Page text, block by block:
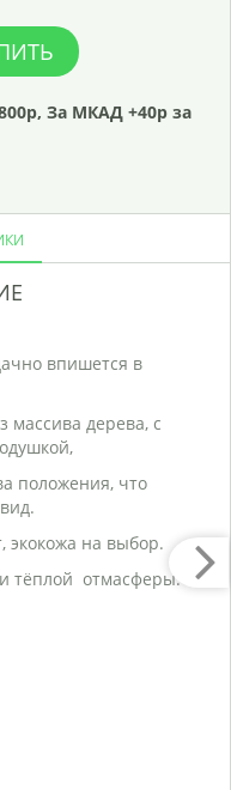
За МКАД +40р за
впишется в
массива дерева, с
положения, что
экокожа на выбор.
тёплой отмасферы.